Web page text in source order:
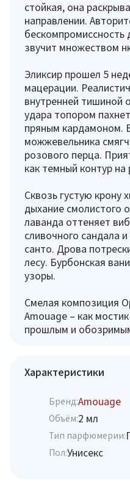
стойкая, она
направлении.
бескомпромиссность
звучит множеством
Эликсир прошел 5
мацерации.
внутренней тишиной
удара топором
пряным кардамоном.
можжевельника
розового перца.
как темный контур на
Сквозь густую крону
дыхание смолистого
лаванда оттеняет
сливочного сандала
санто. Дрова
лесу. Бурбонская
узоры.
Смелая композиция
Amouage – как
прошлым и
Характеристики
Бренд:Amouage
Объём:2 мл
Тип парфюмерии:
Пол:Унисекс